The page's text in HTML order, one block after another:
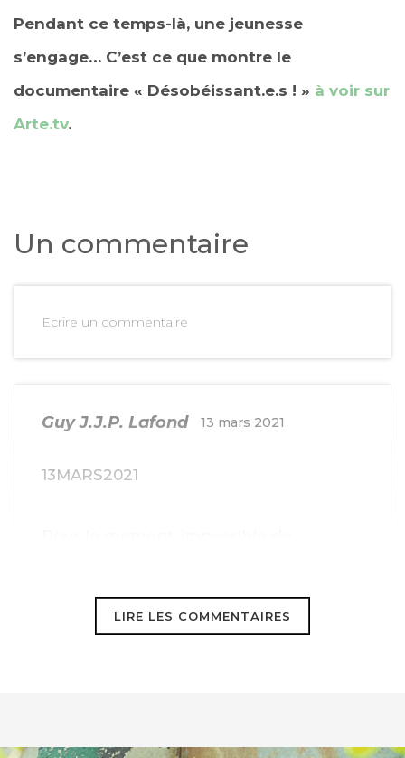
Pendant ce temps-là, une jeunesse
s’engage… C’est ce que montre le
documentaire « Désobéissant.e.s ! » à voir sur
Arte.tv.
Un commentaire
Ecrire un commentaire
Guy J.J.P. Lafond 13 mars 2021
13MARS2021
du Canada. Restez à l’écoute, la France.
Nous avons aussi nos activistes au
LIRE LES COMMENTAIRES